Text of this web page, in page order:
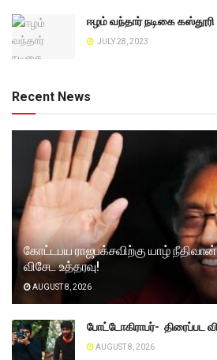
ஈழம் வந்தார் நடிகை கஸ்தூரி
JULY 28, 2023
Recent News
கோட்டபய ராஜபக்சவிற்கு யாழ் நீதிவான்
விசேட உத்தரவு!
AUGUST 8, 2026
போட்டோகிராபர்- ‌ திரைப்பட
AUGUST 8, 2026